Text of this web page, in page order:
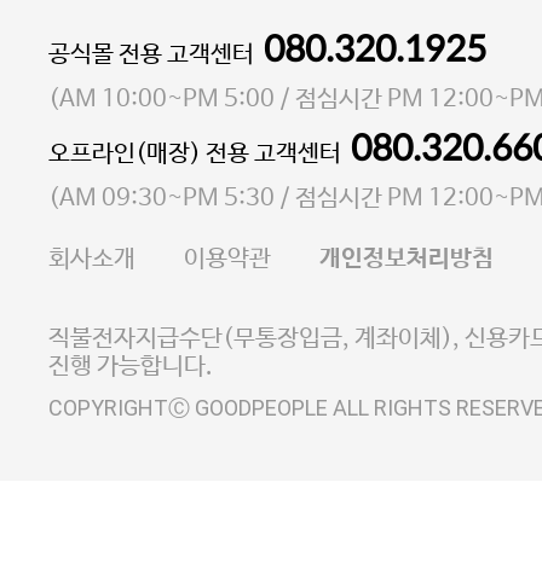
대표 이성현,박영환| 개인정보관리책임자 김상현
소재지 서울특별시 마포구 마포대로4다길 41 마포
통신판매업 신고번호 2023-서울마포-3931호
사업자등록번호 105-81-58242
E-MAIL goodpeople@gpin.co.kr
사업자정보확인
이니시스 에스크로 서비
공식몰 전용 고객센터 080.320.1925
(AM 10:00~PM 5:00 / 점심시간 PM
오프라인(매장) 전용 고객센터
(AM 09:30~PM 5:30 / 점심시간 PM
회사소개 이용약관 개인정보처리방침
직불전자지급수단(무통장입금, 계좌이체), 신용카
진행 가능합니다.
COPYRIGHTⒸ GOODPEOPLE ALL RIGHTS